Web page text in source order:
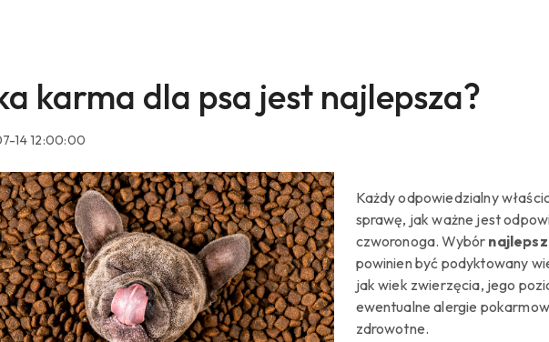
karma dla psa jest najlepsza?
14 12:00:00
Każdy odpowiedzialny
sprawę, jak ważne jest
czworonoga. Wybór
powinien być podyktowany
jak wiek zwierzęcia, jego
ewentualne alergie
zdrowotne.